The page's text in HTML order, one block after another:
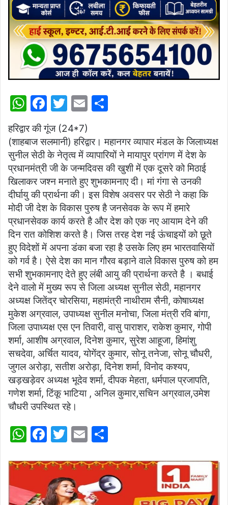
W
at
s
A
p
p
F
a
c
e
b
o
o
k
T
itt
er
E
ai
l
ar
e
हरिद्वार की गूंज (24*7)
(शाहबाज सलमानी) हरिद्वार। महानगर व्यापार मंडल के जिलाध्यक्ष
सुनील सेठी के नेतृत्व में व्यापारियों ने मायापुर प्रांगण में देश के
प्रधानमंत्री जी के जन्मदिवस की खुशी में एक दूसरे को मिठाई
खिलाकर जश्न मनाते हुए शुभकामनाए दी। मां गंगा से उनकी
दीर्घायु की प्रार्थना की। इस विशेष अवसर पर सेठी ने कहा कि
मोदी जी देश के विकास पुरुष है जनसेवक के रूप में हमारे
प्रधानसेवक कार्य करते है और देश को एक नए आयाम देने की
दिन रात कोशिश करते है। जिस तरह देश नई ऊंचाइयों को छूते
हुए विदेशों में अपना डंका बजा रहा है उसके लिए हम भारतवासियों
को गर्व है। ऐसे देश का मान गौरव बड़ाने वाले विकास पुरुष को हम
सभी शुभकामनाए देते हुए लंबी आयु की प्रार्थना करते है । बधाई
देने वालो में मुख्य रूप से जिला अध्यक्ष सुनील सेठी, महानगर
अध्यक्ष जितेंद्र चोरसिया, महामंत्री नाथीराम सैनी, कोषाध्यक्ष
मुकेश अग्रवाल, उपाध्यक्ष सुनील मनोचा, जिला मंत्री रवि बांगा,
जिला उपाध्यक्ष एस एन तिवारी, वासु पाराशर, राकेश कुमार, गोपी
शर्मा, आशीष अग्रवाल, दिनेश कुमार, सुरेश आहूजा, हिमांशु
सचदेवा, अर्चित यादव, योगेंद्र कुमार, सोनू तनेजा, सोनू चौधरी,
जुगल अरोड़ा, सतीश अरोड़ा, दिनेश शर्मा, विनोद कश्यप,
खड़खड़ेवर अध्यक्ष भूदेव शर्मा, दीपक मेहता, धर्मपाल प्रजापति,
गणेश शर्मा, टिंकू भाटिया , अनिल कुमार,सचिन अग्रवाल,उमेश
चौधरी उपस्थित रहे।
W
at
A
F
c
e
b
T
itt
er
E
ai
l
ar
e